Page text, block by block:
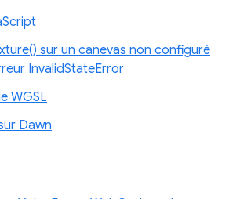
sur un canevas non configuré
InvalidStateError
WGSL
Dawn